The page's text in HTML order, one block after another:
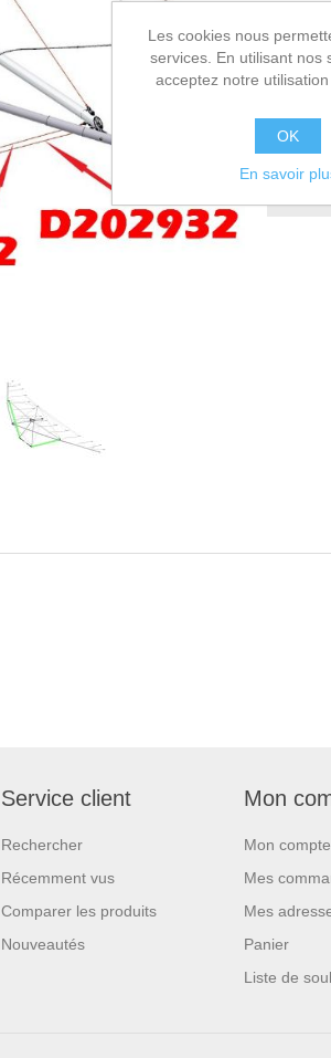
Service client
Rechercher
Récemment vus
Comparer les produits
Nouveautés
Mon
Mon compte
Mes
Mes
Panier
Liste de
Les cookies nous
services. En utilisant nos
acceptez notre utilisation
OK
En savoir